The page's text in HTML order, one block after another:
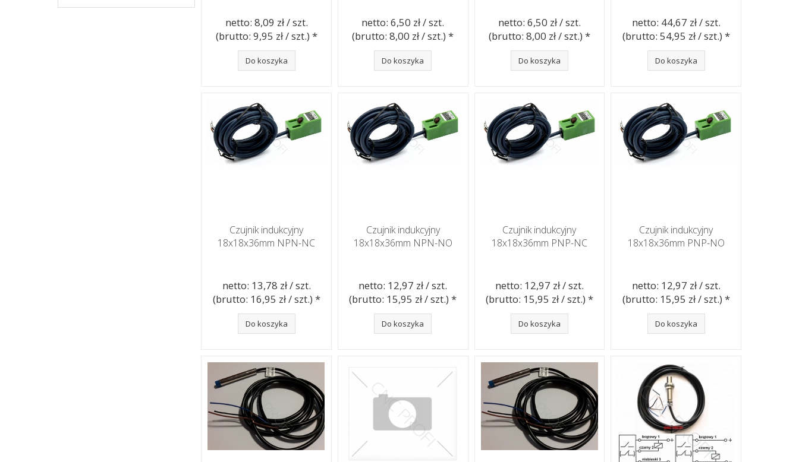
netto: 8,09 zł / szt.
(brutto: 9,95 zł / szt.) *
Do koszyka
netto: 6,50 zł / szt.
(brutto: 8,00 zł / szt.) *
Do koszyka
netto: 6,50 zł / szt.
(brutto: 8,00 zł / szt.) *
Do koszyka
netto: 44,67 zł / szt.
(brutto: 54,95 zł / szt.) *
Do koszyka
Czujnik indukcyjny
18x18x36mm NPN-NC
netto: 13,78 zł / szt.
(brutto: 16,95 zł / szt.) *
Do koszyka
Czujnik indukcyjny
18x18x36mm NPN-NO
netto: 12,97 zł / szt.
(brutto: 15,95 zł / szt.) *
Do koszyka
Czujnik indukcyjny
18x18x36mm PNP-NC
netto: 12,97 zł / szt.
(brutto: 15,95 zł / szt.) *
Do koszyka
Czujnik indukcyjny
18x18x36mm PNP-NO
netto: 12,97 zł / szt.
(brutto: 15,95 zł / szt.) *
Do koszyka